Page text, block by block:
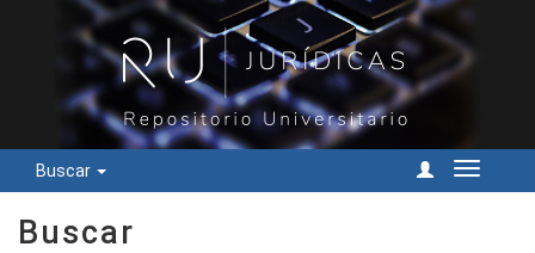
Buscar
Cambiar
Buscar